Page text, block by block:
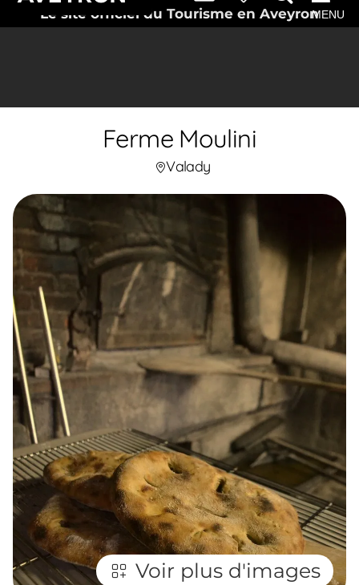
Le site officiel du Tourisme en AveyronMENU
Ferme Moulini
Valady
Voir plus d'images